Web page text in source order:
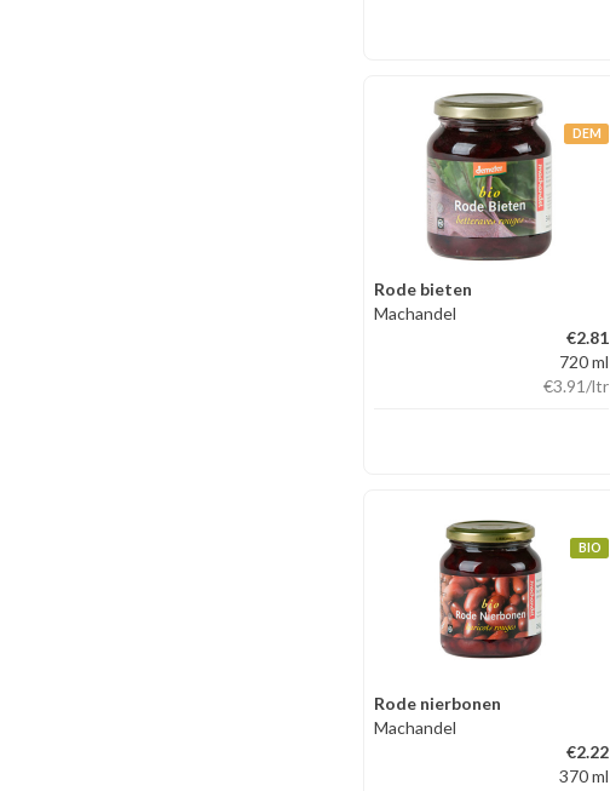
DEM
Rode bieten
Machandel
€2.81
720 ml
€3.91/ltr
BIO
Rode nierbonen
Machandel
€2.22
370 ml